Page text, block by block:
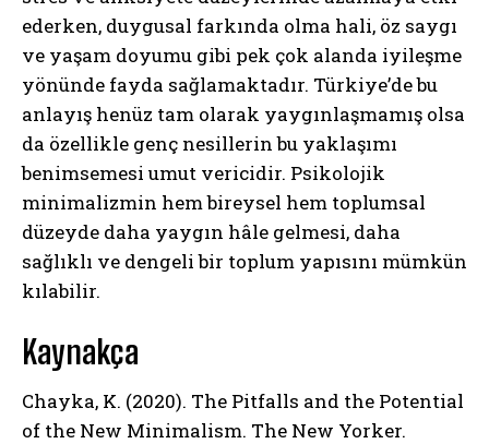
ederken, duygusal farkında olma hali, öz saygı
ve yaşam doyumu gibi pek çok alanda iyileşme
yönünde fayda sağlamaktadır. Türkiye’de bu
anlayış henüz tam olarak yaygınlaşmamış olsa
da özellikle genç nesillerin bu yaklaşımı
benimsemesi umut vericidir. Psikolojik
minimalizmin hem bireysel hem toplumsal
düzeyde daha yaygın hâle gelmesi, daha
sağlıklı ve dengeli bir toplum yapısını mümkün
kılabilir.
Kaynakça
Chayka, K. (2020). The Pitfalls and the Potential
of the New Minimalism. The New Yorker.